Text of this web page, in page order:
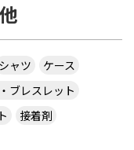
シャツ
ケース
ブレスレット
接着剤